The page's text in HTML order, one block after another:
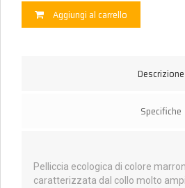
Aggiungi al carrello
Descrizione
Specifiche
Pelliccia ecologica di colore
caratterizzata dal collo molto